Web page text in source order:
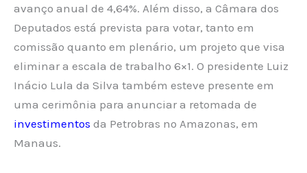
avanço anual de 4,64%. Além disso, a Câmara dos
Deputados está prevista para votar, tanto em
comissão quanto em plenário, um projeto que visa
eliminar a escala de trabalho 6×1. O presidente Luiz
Inácio Lula da Silva também esteve presente em
uma cerimônia para anunciar a retomada de
investimentos da Petrobras no Amazonas, em
Manaus.